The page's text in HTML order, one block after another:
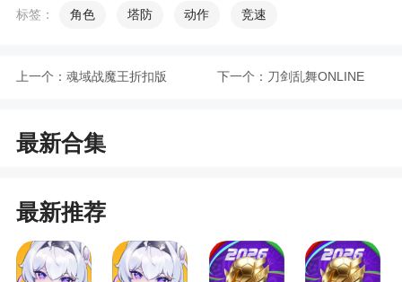
的！
个游戏会很肝吗？
间，那就要放松呀！所以不说绝对佛系，但至少没
那么肝。其实我们在地下城副本的基础上做了很多
比如活动副本5分钟就能做完啊等等，轻松程度上在
问：但是有玩家把《提灯与地下城》叫做《黑
标签： 角色 塔防 动作 竞速
上一个： 魂域战魔王折扣版 下一个： 刀剑乱舞ONLINE
最新合集
最新推荐